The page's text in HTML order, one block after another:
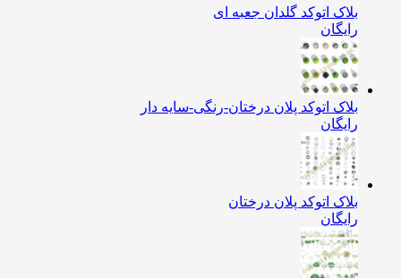
بلاک اتوکد گلدان جعبه ای
رایگان
بلاک اتوکد پلان درختان-رنگی-سایه دار
رایگان
بلاک اتوکد پلان درختان
رایگان